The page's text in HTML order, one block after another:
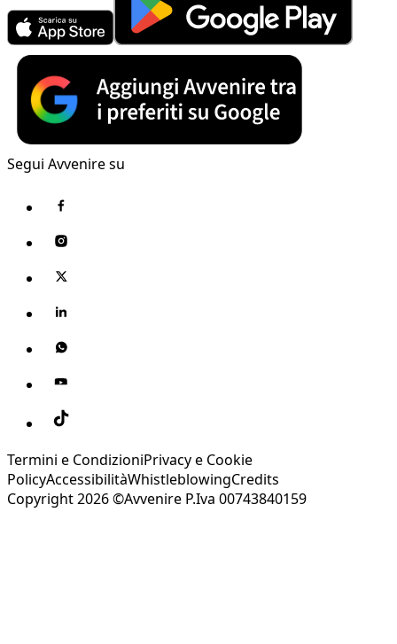
Segui Avvenire su
Termini e CondizioniPrivacy e Cookie
PolicyAccessibilitàWhistleblowingCredits
Copyright 2026 ©Avvenire P.Iva 00743840159